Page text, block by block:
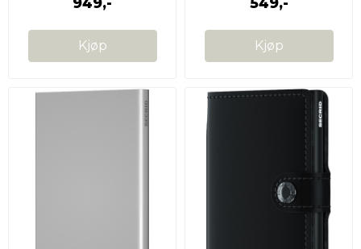
Kjøp Kjøp